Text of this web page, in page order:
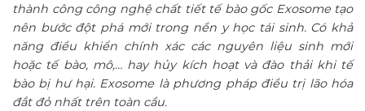
thành công công nghệ chất tiết tế bào gốc Exosome tạo
nên bước đột phá mới trong nền y học tái sinh. Có khả
năng điều khiển chính xác các nguyên liệu sinh mới
hoặc tế bào, mô,… hay hủy kích hoạt và đào thải khi tế
bào bị hư hại. Exosome là phương pháp điều trị lão hóa
đắt đỏ nhất trên toàn cầu.